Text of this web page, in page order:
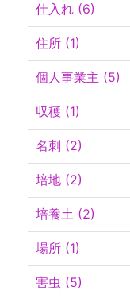
仕入れ (6)
住所 (1)
個人事業主 (5)
収穫 (1)
名刺 (2)
培地 (2)
培養土 (2)
場所 (1)
害虫 (5)